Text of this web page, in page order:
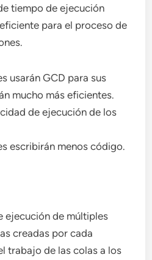
tiempo de ejecución
para el proceso de
usarán GCD para sus
mucho más eficientes.
de ejecución de los
escribirán menos código.
ejecución de múltiples
creadas por cada
trabajo de las colas a los